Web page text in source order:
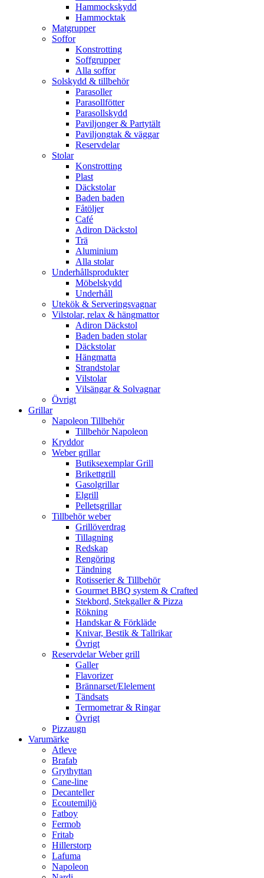
Hammockskydd
Hammocktak
Matgrupper
Soffor
Konstrotting
Soffgrupper
Alla soffor
Solskydd & tillbehör
Parasoller
Parasollfötter
Parasollskydd
Paviljonger & Partytält
Paviljongtak & väggar
Reservdelar
Stolar
Konstrotting
Plast
Däckstolar
Baden baden
Fåtöljer
Café
Adiron Däckstol
Trä
Aluminium
Alla stolar
Underhållsprodukter
Möbelskydd
Underhåll
Utekök & Serveringsvagnar
Vilstolar, relax & hängmattor
Adiron Däckstol
Baden baden stolar
Däckstolar
Hängmatta
Strandstolar
Vilstolar
Vilsängar & Solvagnar
Övrigt
Grillar
Napoleon Tillbehör
Tillbehör Napoleon
Kryddor
Weber grillar
Butiksexemplar Grill
Brikettgrill
Gasolgrillar
Elgrill
Pelletsgrillar
Tillbehör weber
Grillöverdrag
Tillagning
Redskap
Rengöring
Tändning
Rotisserier & Tillbehör
Gourmet BBQ system & Crafted
Stekbord, Stekgaller & Pizza
Rökning
Handskar & Förkläde
Knivar, Bestik & Tallrikar
Övrigt
Reservdelar Weber grill
Galler
Flavorizer
Brännarset/Elelement
Tändsats
Termometrar & Ringar
Övrigt
Pizzaugn
Varumärke
Atleve
Brafab
Grythyttan
Cane-line
Decanteller
Ecoutemiljö
Fatboy
Fermob
Fritab
Hillerstorp
Lafuma
Napoleon